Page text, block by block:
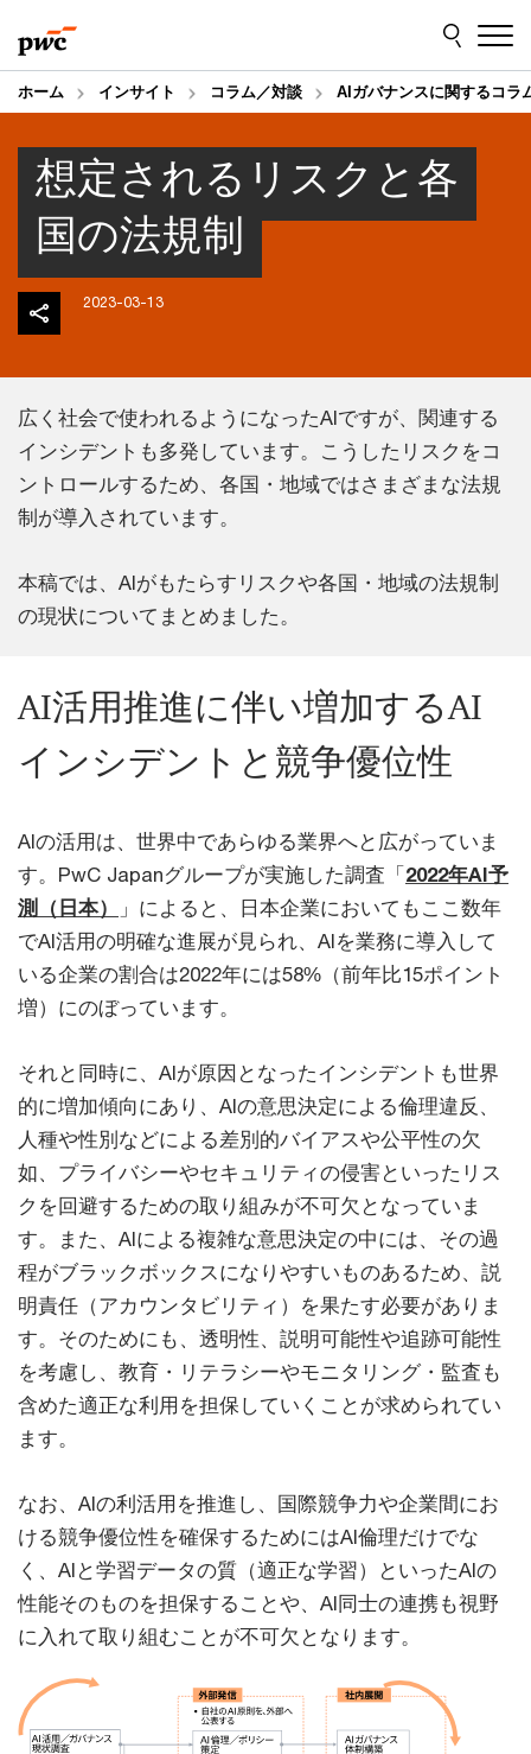
to
content
to
footer
ホーム インサイト コラム／対談 AIガバナンスに関するコラ
想定されるリスクと各
国の法規制
2023-03-13
広く社会で使われるようになったAIですが、関連する
インシデントも多発しています。こうしたリスクをコ
ントロールするため、各国・地域ではさまざまな法規
制が導入されています。
本稿では、AIがもたらすリスクや各国・地域の法規制
の現状についてまとめました。
AI活用推進に伴い増加するAI
インシデントと競争優位性
AIの活用は、世界中であらゆる業界へと広がっていま
す。PwC Japanグループが実施した調査「 2022年AI予
測（日本）
」によると、日本企業においてもここ数年
でAI活用の明確な進展が見られ、AIを業務に導入して
いる企業の割合は2022年には58%（前年比15ポイント
増）にのぼっています。
それと同時に、AIが原因となったインシデントも世界
的に増加傾向にあり、AIの意思決定による倫理違反、
人種や性別などによる差別的バイアスや公平性の欠
如、プライバシーやセキュリティの侵害といったリス
クを回避するための取り組みが不可欠となっていま
す。また、AIによる複雑な意思決定の中には、その過
程がブラックボックスになりやすいものあるため、説
明責任（アカウンタビリティ）を果たす必要がありま
す。そのためにも、透明性、説明可能性や追跡可能性
を考慮し、教育・リテラシーやモニタリング・監査も
含めた適正な利用を担保していくことが求められてい
ます。
なお、AIの利活用を推進し、国際競争力や企業間にお
ける競争優位性を確保するためにはAI倫理だけでな
く、AIと学習データの質（適正な学習）といったAIの
性能そのものを担保することや、AI同士の連携も視野
に入れて取り組むことが不可欠となります。